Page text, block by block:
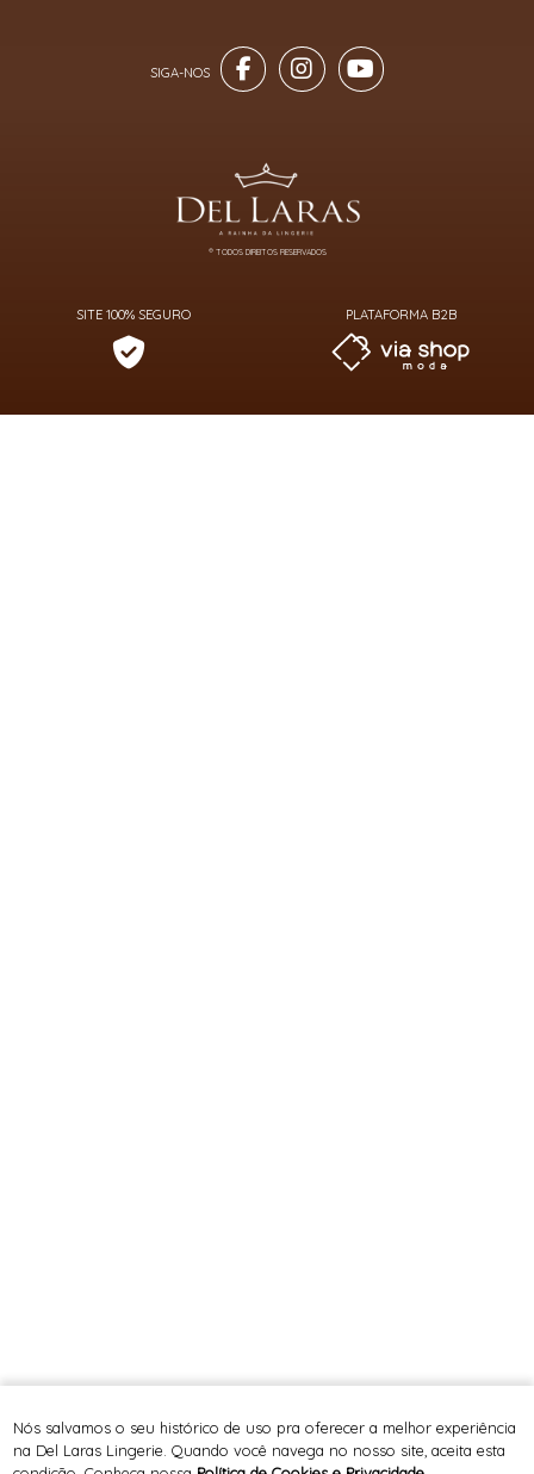
SITE 100% SEGURO PLATAFORMA B2B
® TODOS DIREITOS RESERVADOS
Nós salvamos o seu histórico de uso pra oferecer a melhor experiência
na Del Laras Lingerie. Quando você navega no nosso site, aceita esta